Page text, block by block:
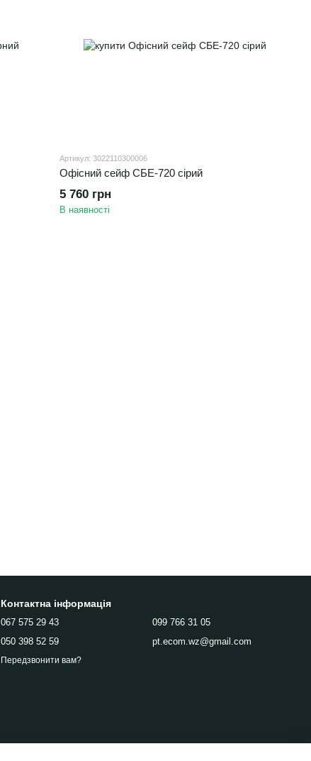
Артикул: 3022110300006
Офісний сейф СБЕ-720 сірий
5 760 грн
В наявності
Контактна інформація
067 575 29 43
050 398 52 59
Передзвонити вам?
099 766 31 05
pt.ecom.wz@gmail.com